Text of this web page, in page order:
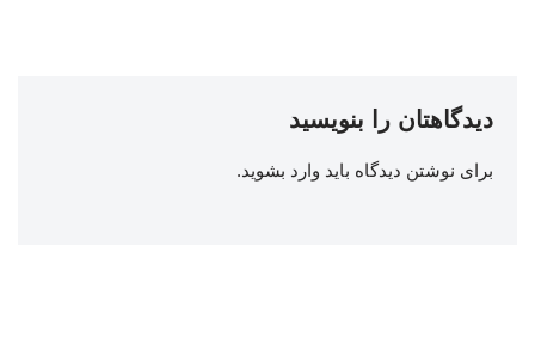
دیدگاهتان را بنویسید
برای نوشتن دیدگاه باید وارد بشوید.